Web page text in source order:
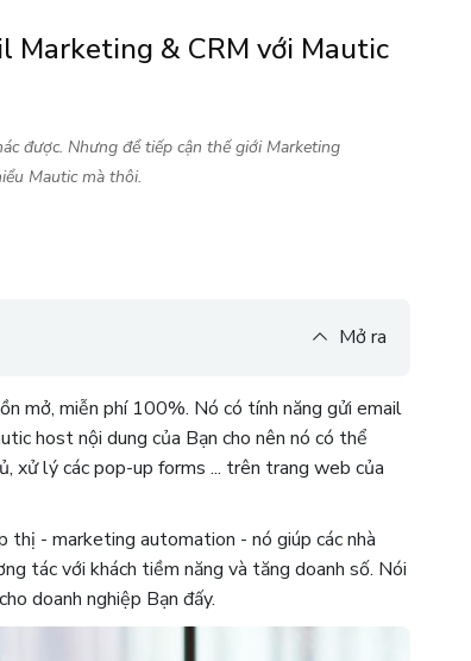
Marketing & CRM với Mautic
được. Nhưng để tiếp cận thế giới Marketing
Mautic mà thôi.
Mở ra
mở, miễn phí 100%. Nó có tính năng gửi email
host nội dung của Bạn cho nên nó có thể
xử lý các pop-up forms ... trên trang web của
thị - marketing automation - nó giúp các nhà
tác với khách tiềm năng và tăng doanh số. Nói
doanh nghiệp Bạn đấy.